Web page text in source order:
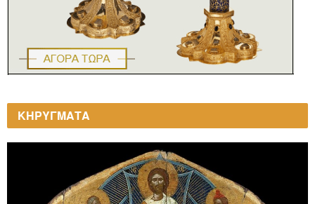
ΚΗΡΥΓΜΑΤΑ